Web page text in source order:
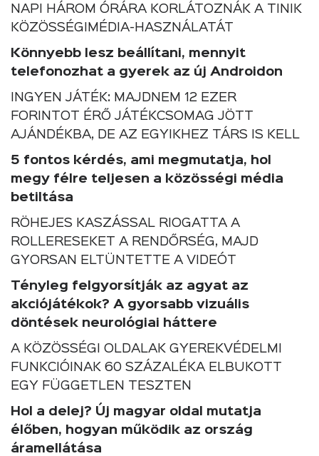
NAPI HÁROM ÓRÁRA KORLÁTOZNÁK A TINIK
KÖZÖSSÉGIMÉDIA-HASZNÁLATÁT
Könnyebb lesz beállítani, mennyit
telefonozhat a gyerek az új Androidon
INGYEN JÁTÉK: MAJDNEM 12 EZER
FORINTOT ÉRŐ JÁTÉKCSOMAG JÖTT
AJÁNDÉKBA, DE AZ EGYIKHEZ TÁRS IS KELL
5 fontos kérdés, ami megmutatja, hol
megy félre teljesen a közösségi média
betiltása
RÖHEJES KASZÁSSAL RIOGATTA A
ROLLERESEKET A RENDŐRSÉG, MAJD
GYORSAN ELTÜNTETTE A VIDEÓT
Tényleg felgyorsítják az agyat az
akciójátékok? A gyorsabb vizuális
döntések neurológiai háttere
A KÖZÖSSÉGI OLDALAK GYEREKVÉDELMI
FUNKCIÓINAK 60 SZÁZALÉKA ELBUKOTT
EGY FÜGGETLEN TESZTEN
Hol a delej? Új magyar oldal mutatja
élőben, hogyan működik az ország
áramellátása